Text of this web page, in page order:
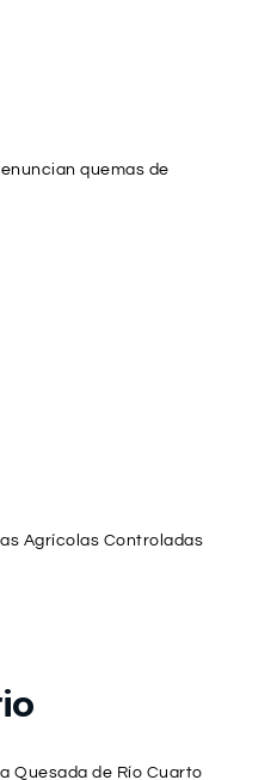
quemas de
Agrícolas Controladas
Quesada de Río Cuarto